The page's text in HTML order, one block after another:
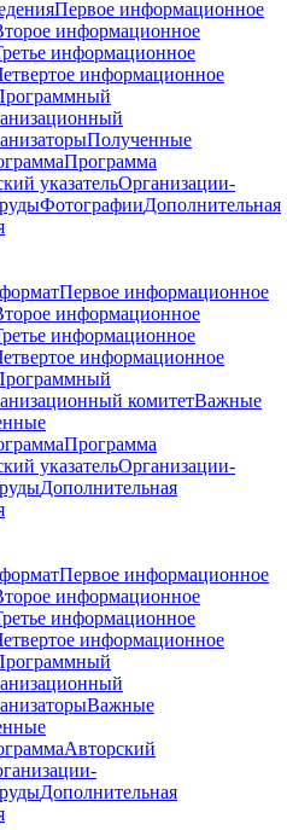
Первое информационное
информационное
информационное
информационное
Полученные
Программа
указательОрганизации-
ФотографииДополнительная
Первое информационное
информационное
информационное
информационное
комитетВажные
Программа
указательОрганизации-
Дополнительная
Первое информационное
информационное
информационное
информационное
Важные
Авторский
Дополнительная